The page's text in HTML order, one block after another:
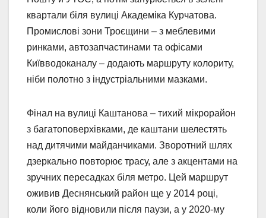
квартали біля вулиці Академіка Курчатова.
Промислові зони Троєщини – з меблевими
ринками, автозапчастинами та офісами
Київводоканалу – додають маршруту колориту,
ніби полотно з індустріальними мазками.
Фінал на вулиці Каштанова – тихий мікрорайон
з багатоповерхівками, де каштани шелестять
над дитячими майданчиками. Зворотний шлях
дзеркально повторює трасу, але з акцентами на
зручних пересадках біля метро. Цей маршрут
оживив Деснянський район ще у 2014 році,
коли його відновили після паузи, а у 2020-му